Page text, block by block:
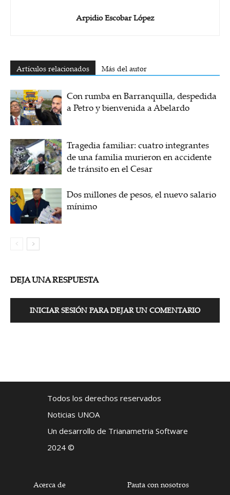
Arpidio Escobar López
Artículos relacionados Más del autor
Con rumba en Barranquilla, despedida
a Petro y bienvenida a Abelardo
Tragedia familiar: cuatro integrantes
de una familia murieron en accidente
de tránsito en el Cesar
Dos millones de pesos, el nuevo salario
mínimo
DEJA UNA RESPUESTA
INICIAR SESIÓN PARA DEJAR UN COMENTARIO
Todos los derechos reservados
Noticias UNOA
Un desarrollo de Trianametria Software
2024 ©
Acerca de Pauta con nosotros